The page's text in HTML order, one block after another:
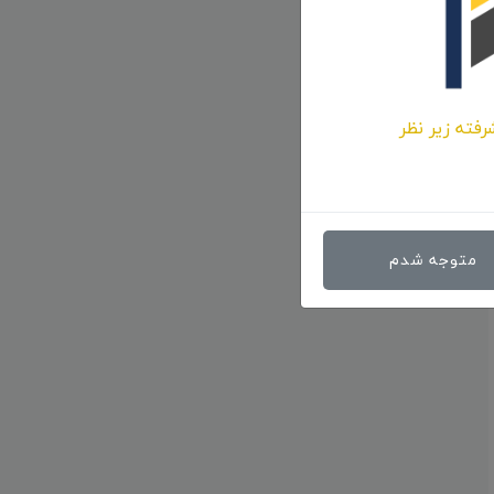
زیر نظر
متوجه شدم